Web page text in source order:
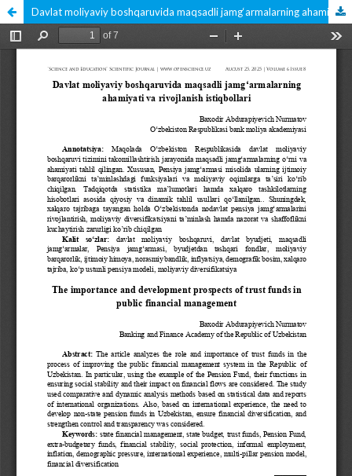
Davlat moliyaviy boshqaruvida maqsadli jamg‘armalarning ahamiyati va rivojlanish istiqbollari